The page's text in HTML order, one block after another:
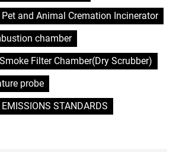
Pet and Animal Cremation Incinerator
chamber
Smoke Filter Chamber(Dry Scrubber)
probe
STANDARDS